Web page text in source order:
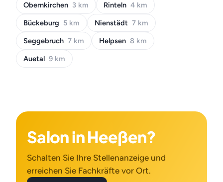
Obernkirchen 3 km Rinteln 4 km
Bückeburg 5 km Nienstädt 7 km
Seggebruch 7 km Helpsen 8 km
Auetal 9 km
Salon in Heeßen?
Schalten Sie Ihre Stellenanzeige und
erreichen Sie Fachkräfte vor Ort.